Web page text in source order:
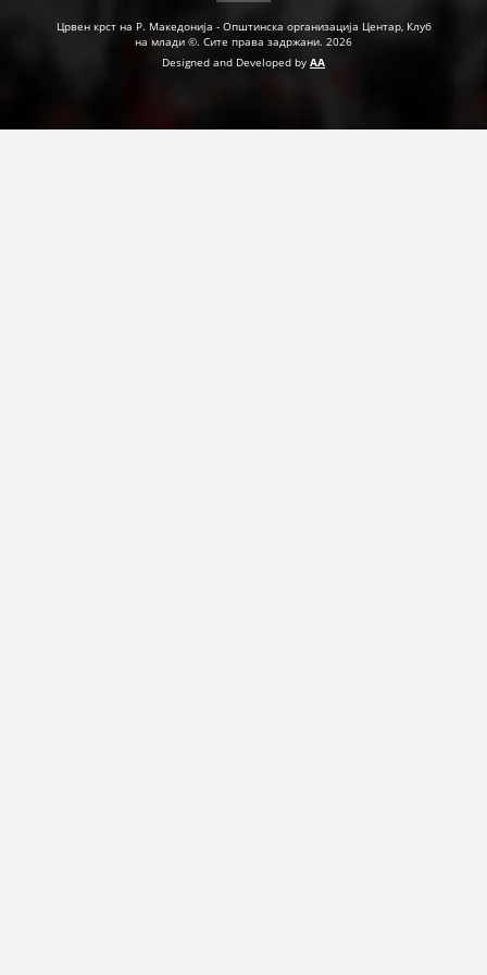
Црвен крст на Р. Македонија - Општинска организација Центар, Клуб
на млади ©. Сите права задржани. 2026
Designed and Developed by AA